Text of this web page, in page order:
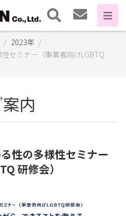
2023年
セミナー（事業者向けLGBTQ
内
性の多様性セミナー
研修会）